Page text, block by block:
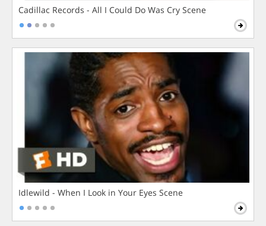
Cadillac Records - All I Could Do Was Cry Scene
Idlewild - When I Look in Your Eyes Scene